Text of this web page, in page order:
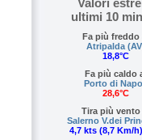
Valori
ultimi 10
Fa più freddo
Atripalda
18,8°C
Fa più caldo
Porto di
28,6°C
Tira più vento
Salerno V.dei
4,7 kts (8,7 Km/